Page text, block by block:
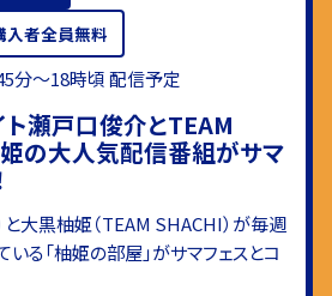
入者全員無料
分〜18時頃 配信予定
瀬戸口俊介とTEAM
の大人気配信番組がサマ
と大黒柚姫（TEAM SHACHI）が毎週
る「柚姫の部屋」がサマフェスとコ